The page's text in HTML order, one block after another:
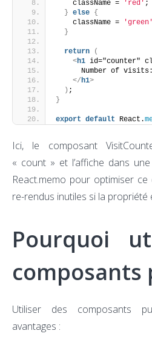
    className =
'red' ;
} else {
    className =
'green'
}
return
(
<h1 id="counter"
Number of
</h1>
) ;
}
export default React.
Ici, le composant
« count » et l’affiche dans
React.memo pour optimiser
re-rendus inutiles si la propriété
Pourquoi
composants
Utiliser des composants
avantages :